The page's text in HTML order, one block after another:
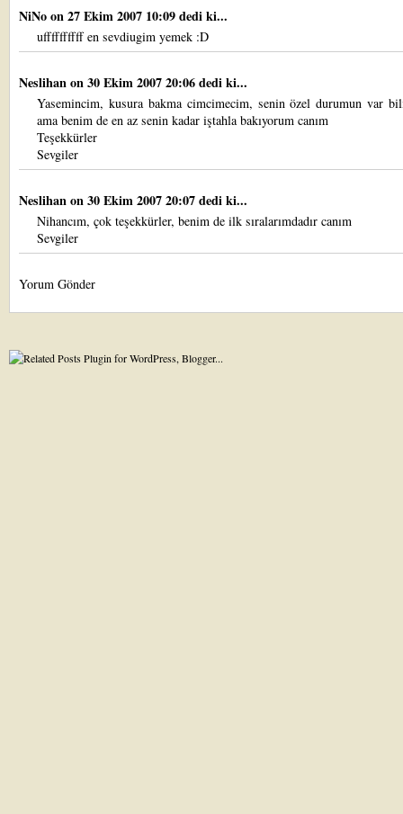
NiNoon 27 Ekim 2007 10:09 dedi ki...
uffffffffff en sevdiugim yemek :D
Neslihanon 30 Ekim 2007 20:06 dedi ki...
Yasemincim, kusura bakma cimcimecim, senin özel durumun var
ama benim de en az senin kadar iştahla bakıyorum canım
Teşekkürler
Sevgiler
Neslihanon 30 Ekim 2007 20:07 dedi ki...
Nihancım, çok teşekkürler, benim de ilk sıralarımdadır canım
Sevgiler
Yorum Gönder